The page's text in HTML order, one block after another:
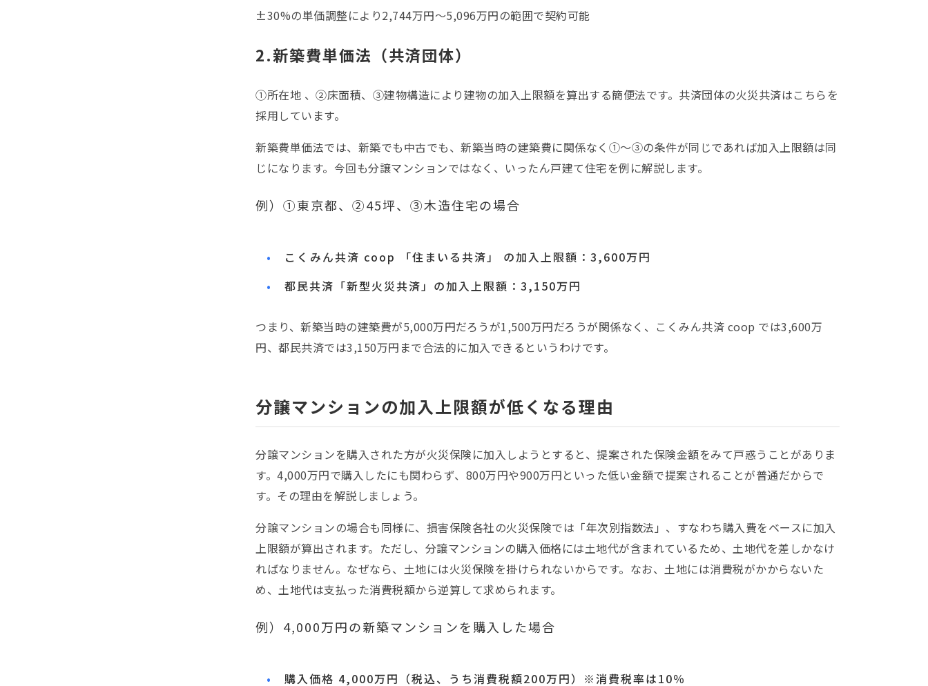
±30%の単価調整により2,744万円～5,096万円の範囲で契約可能
2.新築費単価法（共済団体）
①所在地 、②床面積、③建物構造により建物の加入上限額を算出する簡便法です。共済団体の火災共済はこちらを
採用しています。
新築費単価法では、新築でも中古でも、新築当時の建築費に関係なく①～③の条件が同じであれば加入上限額は同
じになります。今回も分譲マンションではなく、いったん戸建て住宅を例に解説します。
例）①東京都、②45坪、③木造住宅の場合
こくみん共済 coop 「住まいる共済」 の加入上限額：3,600万円
都民共済「新型火災共済」の加入上限額：3,150万円
つまり、新築当時の建築費が5,000万円だろうが1,500万円だろうが関係なく、こくみん共済 coop では3,600万
円、都民共済では3,150万円まで合法的に加入できるというわけです。
分譲マンションの加入上限額が低くなる理由
分譲マンションを購入された方が火災保険に加入しようとすると、提案された保険金額をみて戸惑うことがありま
す。4,000万円で購入したにも関わらず、800万円や900万円といった低い金額で提案されることが普通だからで
す。その理由を解説しましょう。
分譲マンションの場合も同様に、損害保険各社の火災保険では「年次別指数法」、すなわち購入費をベースに加入
上限額が算出されます。ただし、分譲マンションの購入価格には土地代が含まれているため、土地代を差しかなけ
ればなりません。なぜなら、土地には火災保険を掛けられないからです。なお、土地には消費税がかからないた
め、土地代は支払った消費税額から逆算して求められます。
例）4,000万円の新築マンションを購入した場合
購入価格 4,000万円（税込、うち消費税額200万円）※消費税率は10％